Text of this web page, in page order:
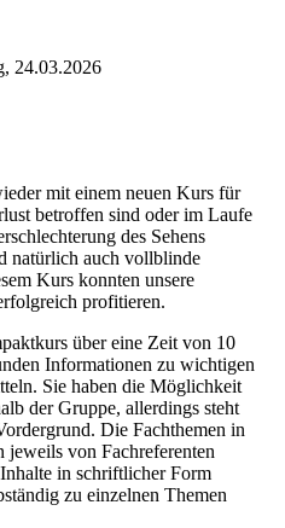
24.03.2026
mit einem neuen Kurs für
betroffen sind oder im Laufe
des Sehens
natürlich auch vollblinde
Kurs konnten unsere
profitieren.
über eine Zeit von 10
Informationen zu wichtigen
Sie haben die Möglichkeit
der Gruppe, allerdings steht
Die Fachthemen in
jeweils von Fachreferenten
in schriftlicher Form
zu einzelnen Themen